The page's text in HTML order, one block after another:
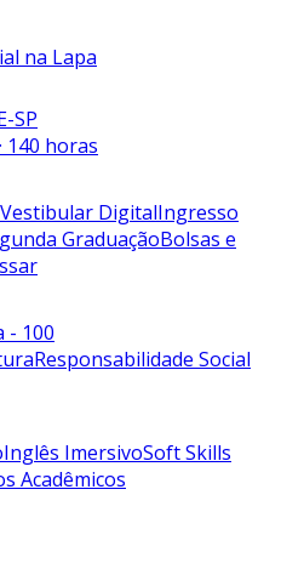
na Lapa
SP
140 horas
Vestibular DigitalIngresso
GraduaçãoBolsas e
- 100
Responsabilidade Social
Inglês ImersivoSoft Skills
Acadêmicos